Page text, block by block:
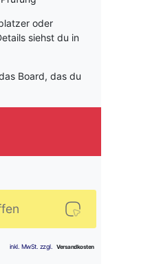
oder
siehst du in
Board, das du